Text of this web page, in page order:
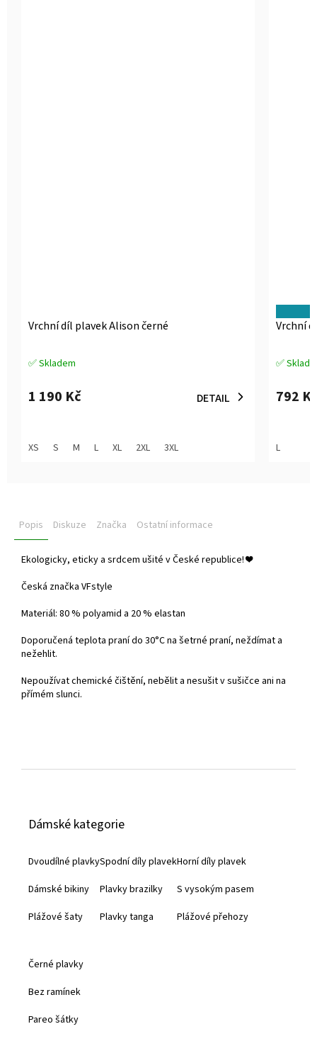
Vrchní díl plavek Alison černé
Průměrné
produktu
je
5
✅ Skladem
1 190 Kč DETAIL
XS S M L XL 2XL 3XL
Vrchní
Průměrné
produktu
je
5
✅
792
L
Popis Diskuze Značka Ostatní informace
Ekologicky, eticky a srdcem ušité v České republice!❤️
Česká značka VFstyle
Materiál: 80 % polyamid a 20 % elastan
Doporučená teplota praní do 30°C na šetrné praní, neždímat a
nežehlit.
Nepoužívat chemické čištění, nebělit a nesušit v sušičce ani na
přímém slunci.
Dámské kategorie
Dvoudílné plavky
Dámské bikiny
Plážové šaty
Spodní díly plavek
Plavky brazilky
Plavky tanga
Horní díly plavek
S vysokým pasem
Plážové přehozy
Černé plavky
Bez ramínek
Pareo šátky